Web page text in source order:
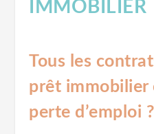
IMMOBILIER
Tous les
prêt immobilier
perte d’emploi ?